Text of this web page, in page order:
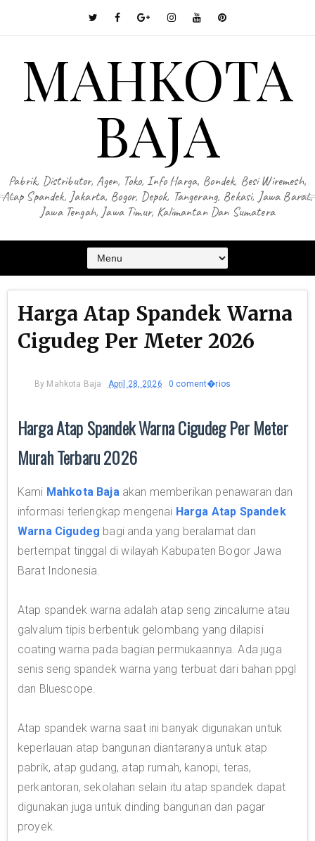
MAHKOTA
BAJA
Pabrik, Distributor, Agen, Toko, Info Harga, Bondek, Besi Wiremesh,
Atap Spandek, Jakarta, Bogor, Depok, Tangerang, Bekasi, Jawa Barat,
Jawa Tengah, Jawa Timur, Kalimantan Dan Sumatera
Harga Atap Spandek Warna
Cigudeg Per Meter 2026
By Mahkota Baja April 28, 2026 0 coment�rios
Harga Atap Spandek Warna Cigudeg Per Meter
Murah Terbaru 2026
Kami Mahkota Bajaakan memberikan penawaran dan
informasi terlengkap mengenai Harga Atap Spandek
Warna Cigudeg bagi anda yang beralamat dan
bertempat tinggal di wilayah Kabupaten Bogor Jawa
Barat Indonesia.
Atap spandek warna adalah atap seng zincalume atau
galvalum tipis berbentuk gelombang yang dilapisi
coating warna pada bagian permukaannya. Ada juga
senis seng spandek warna yang terbuat dari bahan ppgl
dan Bluescope.
Atap spandek warna saat ini banyak digunakan untuk
keperlauan atap bangunan diantaranya untuk atap
pabrik, atap gudang, atap rumah, kanopi, teras,
perkantoran, sekolahan selain itu atap spandek dapat
digunakan juga untuk dinding bangunan dan pagar
proyek.